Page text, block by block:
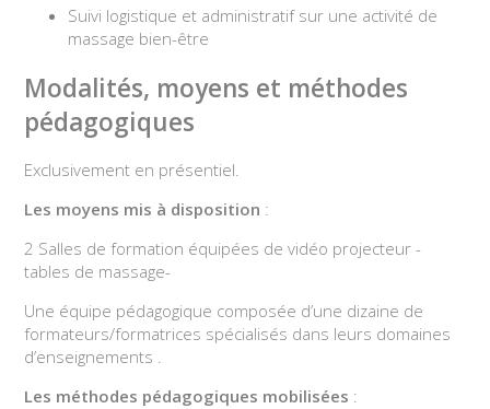
Suivi logistique et administratif sur une activité de
massage bien-être
Modalités, moyens et méthodes
pédagogiques
Exclusivement en présentiel.
Les moyens mis à disposition :
2 Salles de formation équipées de vidéo projecteur -
tables de massage-
Une équipe pédagogique composée d’une dizaine de
formateurs/formatrices spécialisés dans leurs domaines
d’enseignements .
Les méthodes pédagogiques mobilisées :